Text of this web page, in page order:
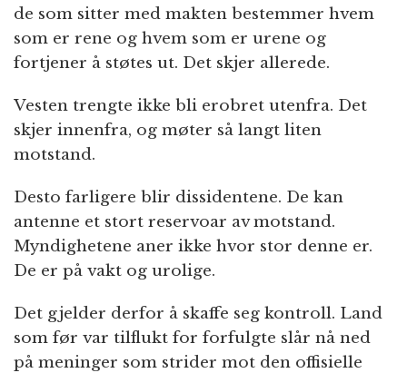
de som sitter med makten bestemmer hvem
som er rene og hvem som er urene og
fortjener å støtes ut. Det skjer allerede.
Vesten trengte ikke bli erobret utenfra. Det
skjer innenfra, og møter så langt liten
motstand.
Desto farligere blir dissidentene. De kan
antenne et stort reservoar av motstand.
Myndighetene aner ikke hvor stor denne er.
De er på vakt og urolige.
Det gjelder derfor å skaffe seg kontroll. Land
som før var tilflukt for forfulgte slår nå ned
på meninger som strider mot den offisielle